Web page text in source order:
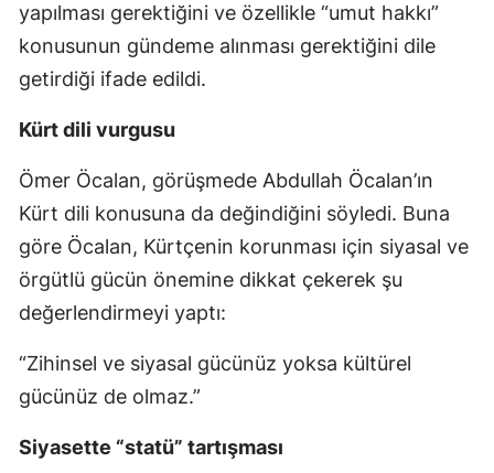
yapılması gerektiğini ve özellikle “umut hakkı”
konusunun gündeme alınması gerektiğini dile
getirdiği ifade edildi.
Kürt dili vurgusu
Ömer Öcalan, görüşmede Abdullah Öcalan’ın
Kürt dili konusuna da değindiğini söyledi. Buna
göre Öcalan, Kürtçenin korunması için siyasal ve
örgütlü gücün önemine dikkat çekerek şu
değerlendirmeyi yaptı:
“Zihinsel ve siyasal gücünüz yoksa kültürel
gücünüz de olmaz.”
Siyasette “statü” tartışması